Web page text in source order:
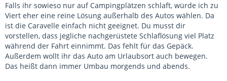
Falls ihr sowieso nur auf Campingplätzen schlaft, würde ich zu
Viert eher eine reine Lösung außerhalb des Autos wählen. Da
ist die Caravelle einfach nicht geeignet. Du musst dir
vorstellen, dass jegliche nachgerüstete Schlaflösung viel Platz
während der Fahrt einnimmt. Das fehlt für das Gepäck.
Außerdem wollt ihr das Auto am Urlaubsort auch bewegen.
Das heißt dann immer Umbau morgends und abends.